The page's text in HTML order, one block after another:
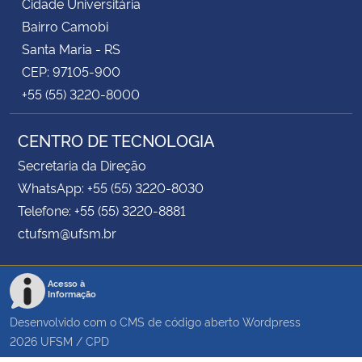
Bairro Camobi
Santa Maria - RS
CEP: 97105-900
+55 (55) 3220-8000
CENTRO DE TECNOLOGIA
Secretaria da Direção
WhatsApp: +55 (55) 3220-8030
Telefone: +55 (55) 3220-8881
ctufsm@ufsm.br
Acesso à
Informação
Desenvolvido com o CMS de código aberto Wordpress
2026 UFSM / CPD